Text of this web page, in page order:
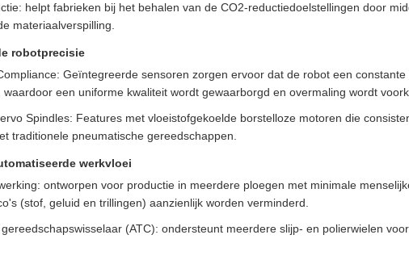
helpt fabrieken bij het behalen van de CO2-reductiedoelstellingen door
materiaalverspilling.
robotprecisie
Geïntegreerde sensoren zorgen ervoor dat de robot een
een uniforme kwaliteit wordt gewaarborgd en overmaling wordt
Spindles: Features met vloeistofgekoelde borstelloze motoren die
traditionele pneumatische gereedschappen.
werkvloei
ontworpen voor productie in meerdere ploegen met minimale
(stof, geluid en trillingen) aanzienlijk worden verminderd.
(ATC): ondersteunt meerdere slijp- en polierwielen